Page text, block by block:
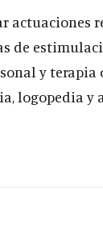
actuaciones
de
y terapia
logopedia y